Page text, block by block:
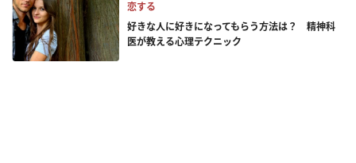
恋する
好きな人に好きになってもらう方法は？ 精神科
医が教える心理テクニック